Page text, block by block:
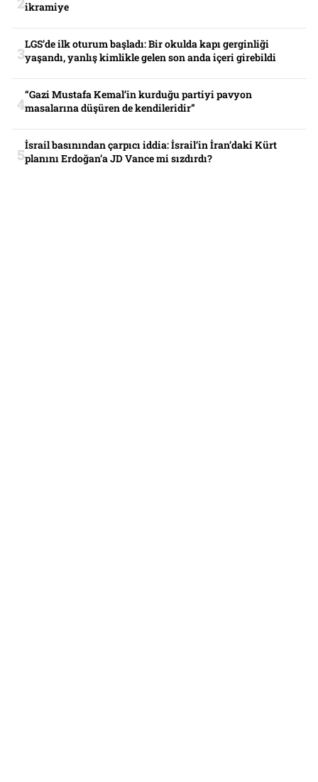
ikramiye
LGS’de ilk oturum başladı: Bir okulda kapı gerginliği
yaşandı, yanlış kimlikle gelen son anda içeri girebildi
“Gazi Mustafa Kemal’in kurduğu partiyi pavyon
masalarına düşüren de kendileridir”
İsrail basınından çarpıcı iddia: İsrail’in İran’daki Kürt
planını Erdoğan’a JD Vance mi sızdırdı?